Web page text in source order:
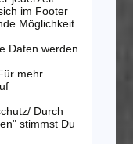
im Footer
Möglichkeit.
Daten werden
mehr
Durch
stimmst Du